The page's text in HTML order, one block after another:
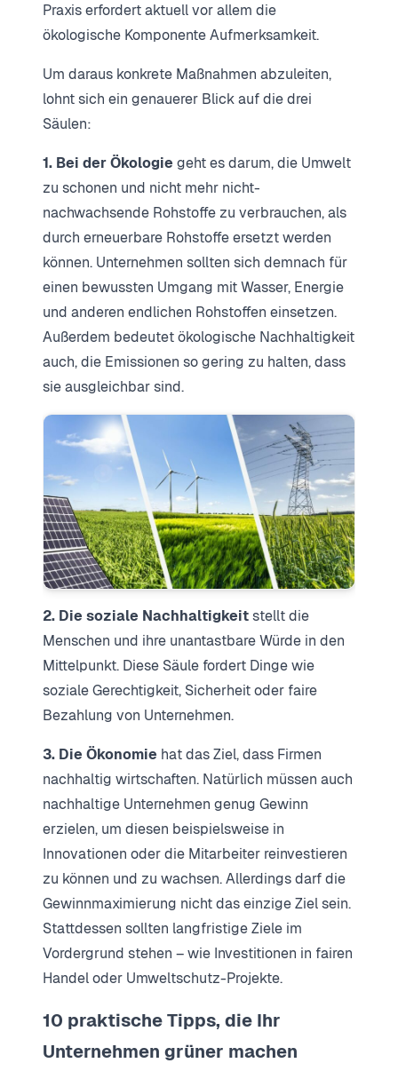
Praxis erfordert aktuell vor allem die
ökologische Komponente Aufmerksamkeit.
Um daraus konkrete Maßnahmen abzuleiten,
lohnt sich ein genauerer Blick auf die drei
Säulen:
1. Bei der Ökologie geht es darum, die Umwelt
zu schonen und nicht mehr nicht-
nachwachsende Rohstoffe zu verbrauchen, als
durch erneuerbare Rohstoffe ersetzt werden
können. Unternehmen sollten sich demnach für
einen bewussten Umgang mit Wasser, Energie
und anderen endlichen Rohstoffen einsetzen.
Außerdem bedeutet ökologische Nachhaltigkeit
auch, die Emissionen so gering zu halten, dass
sie ausgleichbar sind.
2. Die soziale Nachhaltigkeitstellt die
Menschen und ihre unantastbare Würde in den
Mittelpunkt. Diese Säule fordert Dinge wie
soziale Gerechtigkeit, Sicherheit oder faire
Bezahlung von Unternehmen.
3. Die Ökonomie hat das Ziel, dass Firmen
nachhaltig wirtschaften. Natürlich müssen auch
nachhaltige Unternehmen genug Gewinn
erzielen, um diesen beispielsweise in
Innovationen oder die Mitarbeiter reinvestieren
zu können und zu wachsen. Allerdings darf die
Gewinnmaximierung nicht das einzige Ziel sein.
Stattdessen sollten langfristige Ziele im
Vordergrund stehen – wie Investitionen in fairen
Handel oder Umweltschutz-Projekte.
10 praktische Tipps, die Ihr
Unternehmen grüner machen